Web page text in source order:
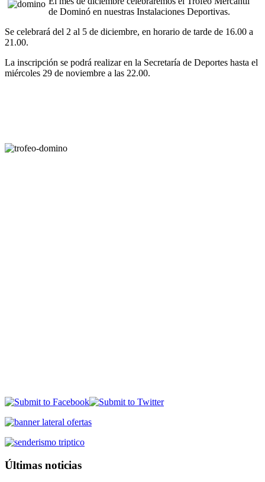
de Dominó en nuestras Instalaciones Deportivas.
Se celebrará del 2 al 5 de diciembre, en horario de tarde de 16.00 a
21.00.
La inscripción se podrá realizar en la Secretaría de Deportes hasta el
miércoles 29 de noviembre a las 22.00.
Últimas noticias